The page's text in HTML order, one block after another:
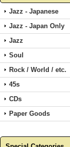
Jazz - Japanese
Jazz - Japan Only
Jazz
Soul
Rock / World / etc.
45s
CDs
Paper Goods